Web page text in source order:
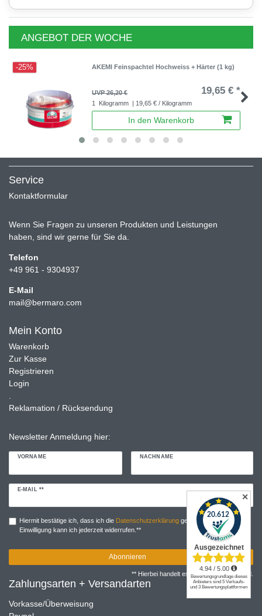
ANGEBOT DER WOCHE
-25% AKEMI Feinspachtel Hochweiss + Härter (1 kg)
UVP 26,20 € 19,65 € *
1 Kilogramm | 19,65 € / Kilogramm
In den Warenkorb
Service
Kontaktformular
Wenn Sie Fragen zu unseren Produkten und Leistungen
haben, sind wir gerne für Sie da.
Telefon
+49 961 - 9304937
E-Mail
mail@bermaro.com
Mein Konto
Warenkorb
Zur Kasse
Registrieren
Login
Reklamation / Rücksendung
Newsletter Anmeldung hier:
VORNAME NACHNAME
E-MAIL **
Newsletter
Hiermit bestätige ich, dass ich die Daten­schutz­erklärunggelesen habe. Meine
Einwilligung kann ich jederzeit widerrufen.**
Abonnieren
** Hierbei handelt es sich um ein Pflichtfeld.
Zahlungsarten + Versandarten
Vorkasse/Überweisung
✕